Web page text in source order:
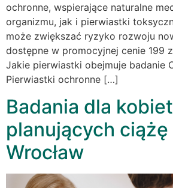
ochronne, wspierające naturalne
organizmu, jak i pierwiastki
może zwiększać ryzyko rozwoju
dostępne w promocyjnej cenie 199
Jakie pierwiastki obejmuje badanie
Pierwiastki ochronne […]
Badania dla kobiet
planujących ciążę
Wrocław